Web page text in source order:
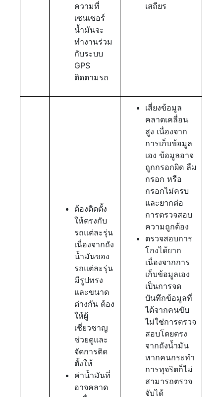
ความที่
เซนเซอร์
น้ำมันจะ
ทำงานร่วม
กับระบบ
GPS
ติดตามรถ
เสถียร
ต้องติดตั้ง
ให้ตรงกับ
รถแต่ละรุ่น
เนื่องจากถัง
น้ำมันของ
รถแต่ละรุ่น
มีรูปทรง
และขนาด
ต่างกัน ต้อง
ให้ผู้
เชี่ยวชาญ
ช่วยดูและ
จัดการติด
ตั้งให้
ค่าน้ำมันที่
อาจคลาด
เสี่ยงข้อมูล
คลาดเคลื่อน
สูง เนื่องจาก
การเก็บข้อมูล
เอง ข้อมูลอาจ
ถูกกรอกผิด ลืม
กรอก หรือ
กรอกไม่ครบ
และยากต่อ
การตรวจสอบ
ความถูกต้อง
ตรวจสอบการ
โกงได้ยาก
เนื่องจากการ
เก็บข้อมูลเอง
เป็นการจด
บันทึกข้อมูลที่
ได้จากคนขับ
ไม่ใช่การตรวจ
สอบโดยตรง
จากถังน้ำมัน
หากคนกระทำ
การทุจริตก็ไม่
สามารถตรวจ
จับได้